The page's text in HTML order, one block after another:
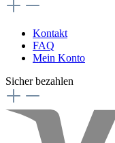
Kontakt
FAQ
Mein Konto
Sicher bezahlen